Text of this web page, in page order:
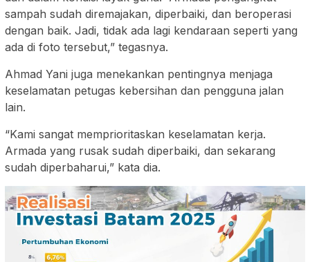
sampah sudah diremajakan, diperbaiki, dan beroperasi
dengan baik. Jadi, tidak ada lagi kendaraan seperti yang
ada di foto tersebut,” tegasnya.
Ahmad Yani juga menekankan pentingnya menjaga
keselamatan petugas kebersihan dan pengguna jalan
lain.
“Kami sangat memprioritaskan keselamatan kerja.
Armada yang rusak sudah diperbaiki, dan sekarang
sudah diperbaharui,” kata dia.